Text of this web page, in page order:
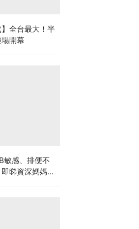
】全台最大！半
開幕
敏感、排便不
睇資深媽媽分